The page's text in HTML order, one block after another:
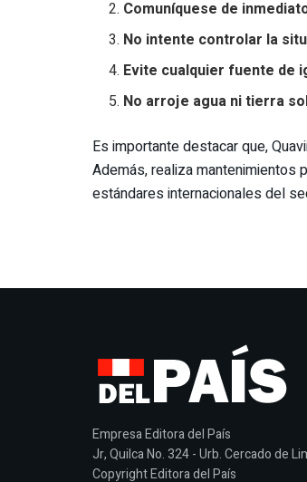
Comuníquese de
No intente controlar la
Evite cualquier fuente de
No arroje agua ni tierra
Es importante destacar que,
Además, realiza
estándares internacionales del
Empresa Editora del País
Jr, Quilca No. 324 - Urb. Cercado de
Copyright Editora del País